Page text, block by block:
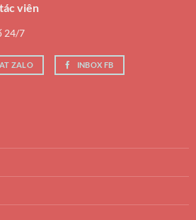
viên
24/7
ZALO INBOX FB